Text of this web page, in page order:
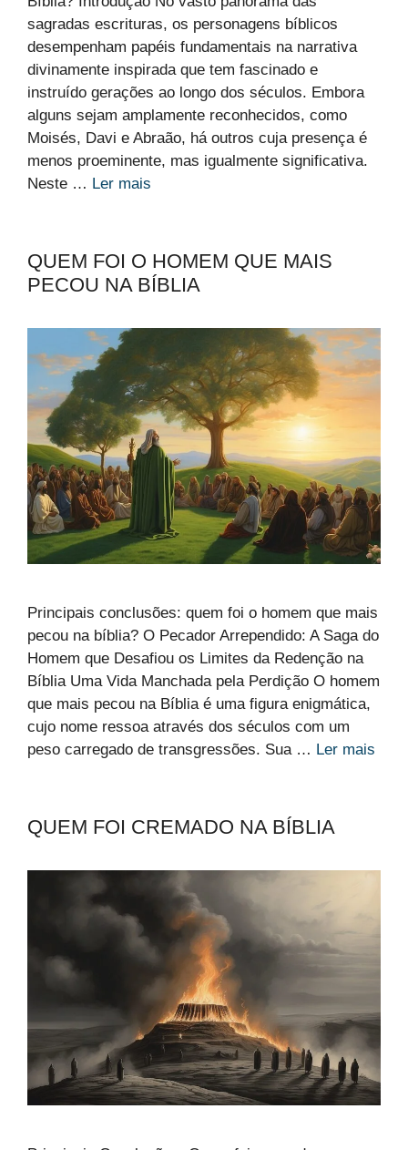
sagradas escrituras, os personagens bíblicos
desempenham papéis fundamentais na narrativa
divinamente inspirada que tem fascinado e
instruído gerações ao longo dos séculos. Embora
alguns sejam amplamente reconhecidos, como
Moisés, Davi e Abraão, há outros cuja presença é
menos proeminente, mas igualmente significativa.
Neste … Ler mais
QUEM FOI O HOMEM QUE MAIS
PECOU NA BÍBLIA
Principais conclusões: quem foi o homem que mais
pecou na bíblia? O Pecador Arrependido: A Saga do
Homem que Desafiou os Limites da Redenção na
Bíblia Uma Vida Manchada pela Perdição O homem
que mais pecou na Bíblia é uma figura enigmática,
cujo nome ressoa através dos séculos com um
peso carregado de transgressões. Sua … Ler mais
QUEM FOI CREMADO NA BÍBLIA